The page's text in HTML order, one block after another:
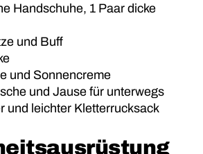
Handschuhe, 1 Paar dicke
und Buff
und Sonnencreme
und Jause für unterwegs
und leichter Kletterrucksack